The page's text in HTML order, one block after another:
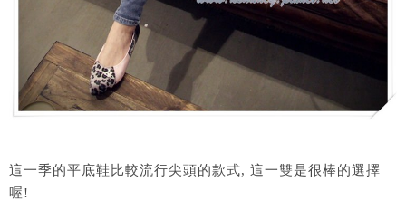
這一季的平底鞋比較流行尖頭的款式, 這一雙是很棒的選擇
喔!